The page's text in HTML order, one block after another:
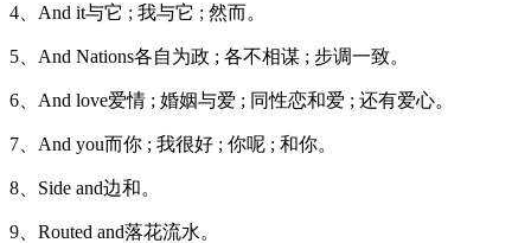
4、And it与它 ; 我与它 ; 然而。
5、And Nations各自为政 ; 各不相谋 ; 步调一致。
6、And love爱情 ; 婚姻与爱 ; 同性恋和爱 ; 还有爱心。
7、And you而你 ; 我很好 ; 你呢 ; 和你。
8、Side and边和。
9、Routed and落花流水。